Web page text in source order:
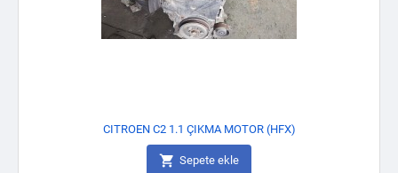
CITROEN C2 1.1 ÇIKMA MOTOR (HFX)
 Sepete ekle